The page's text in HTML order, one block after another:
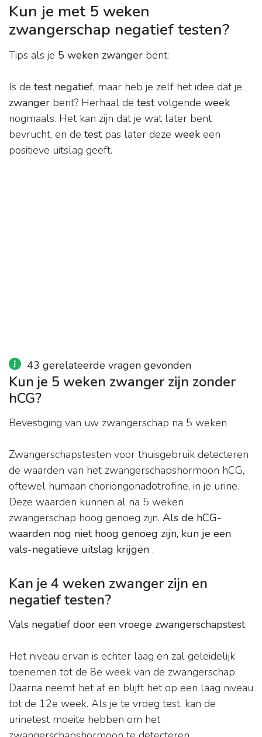
Kun je met 5 weken
zwangerschap negatief testen?
Tips als je 5 weken zwanger bent:
Is de test negatief, maar heb je zelf het idee dat je
zwanger bent? Herhaal de testvolgende week
nogmaals. Het kan zijn dat je wat later bent
bevrucht, en de testpas later deze week een
positieve uitslag geeft.
43 gerelateerde vragen gevonden
Kun je 5 weken zwanger zijn zonder
hCG?
Bevestiging van uw zwangerschap na 5 weken
Zwangerschapstesten voor thuisgebruik detecteren
de waarden van het zwangerschapshormoon hCG,
oftewel humaan choriongonadotrofine, in je urine.
Deze waarden kunnen al na 5 weken
zwangerschap hoog genoeg zijn. Als de hCG-
waarden nog niet hoog genoeg zijn, kun je een
vals-negatieve uitslag krijgen .
Kan je 4 weken zwanger zijn en
negatief testen?
Vals negatief door een vroege zwangerschapstest
Het niveau ervan is echter laag en zal geleidelijk
toenemen tot de 8e week van de zwangerschap.
Daarna neemt het af en blijft het op een laag niveau
tot de 12e week. Als je te vroeg test, kan de
urinetest moeite hebben om het